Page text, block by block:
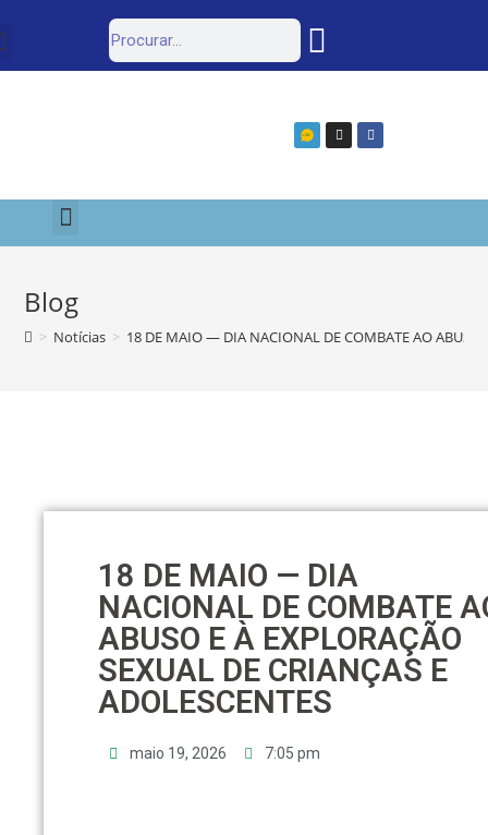
e-SIC
Blog
> Notícias > 18 DE MAIO — DIA NACIONAL DE COMBATE AO ABUSO
18 DE MAIO — DIA
NACIONAL DE COMBATE
ABUSO E À EXPLORAÇÃO
SEXUAL DE CRIANÇAS E
ADOLESCENTES
maio 19, 2026 7:05 pm